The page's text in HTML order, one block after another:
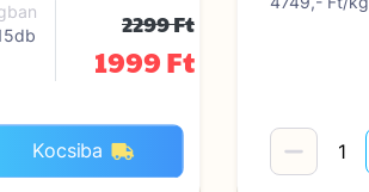
2299 Ft
1999 Ft
Kocsiba